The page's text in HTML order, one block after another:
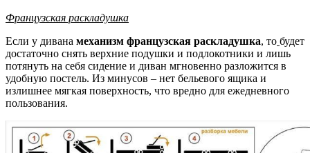
Французская раскладушка
Если у дивана механизм французская раскладушка, то будет
достаточно снять верхние подушки и подлокотники и лишь
потянуть на себя сидение и диван мгновенно разложится в
удобную постель. Из минусов – нет бельевого ящика и
излишнее мягкая поверхность, что вредно для ежедневного
пользования.